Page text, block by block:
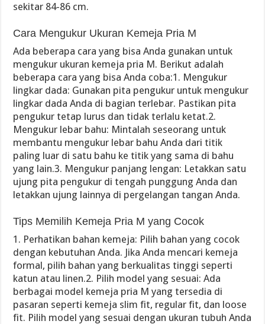
sekitar 84-86 cm.
Cara Mengukur Ukuran Kemeja Pria M
Ada beberapa cara yang bisa Anda gunakan untuk
mengukur ukuran kemeja pria M. Berikut adalah
beberapa cara yang bisa Anda coba:1. Mengukur
lingkar dada: Gunakan pita pengukur untuk mengukur
lingkar dada Anda di bagian terlebar. Pastikan pita
pengukur tetap lurus dan tidak terlalu ketat.2.
Mengukur lebar bahu: Mintalah seseorang untuk
membantu mengukur lebar bahu Anda dari titik
paling luar di satu bahu ke titik yang sama di bahu
yang lain.3. Mengukur panjang lengan: Letakkan satu
ujung pita pengukur di tengah punggung Anda dan
letakkan ujung lainnya di pergelangan tangan Anda.
Tips Memilih Kemeja Pria M yang Cocok
1. Perhatikan bahan kemeja: Pilih bahan yang cocok
dengan kebutuhan Anda. Jika Anda mencari kemeja
formal, pilih bahan yang berkualitas tinggi seperti
katun atau linen.2. Pilih model yang sesuai: Ada
berbagai model kemeja pria M yang tersedia di
pasaran seperti kemeja slim fit, regular fit, dan loose
fit. Pilih model yang sesuai dengan ukuran tubuh Anda